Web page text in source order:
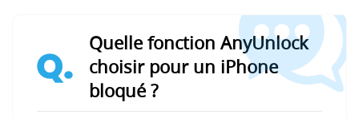
Q.
Quelle fonction AnyUnlock
choisir pour un iPhone
bloqué ?